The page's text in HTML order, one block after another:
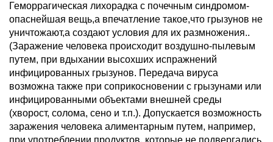
Геморрагическая лихорадка с почечным синдромом-
опаснейшая вещь,а впечатление такое,что грызунов не
уничтожают,а создают условия для их размножения..
(Заражение человека происходит воздушно-пылевым
путем, при вдыхании высохших испражнений
инфицированных грызунов. Передача вируса
возможна также при соприкосновении с грызунами или
инфицированными объектами внешней среды
(хворост, солома, сено и т.п.). Допускается возможность
заражения человека алиментарным путем, например,
при употреблении продуктов, которые не подвергались